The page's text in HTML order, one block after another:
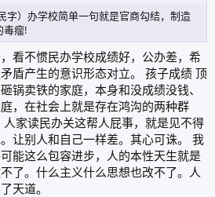
字）办学校简单一句就是官商勾结，制造
毒瘤!
看不惯民办学校成绩好，公办差，希
盾产生的意识形态对立。 孩子成绩 顶
锅卖铁的家庭，本身和没成绩没钱、
，在社会上就是存在鸿沟的两种群
家读民办关这帮人屁事，就是见不得
让别人和自己一样差。其心可诛。 我
能这么包容进步，人的本性天生就是
了。什么主义什么思想也改不了。人
天道。